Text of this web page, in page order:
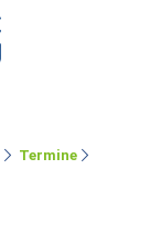
Termine